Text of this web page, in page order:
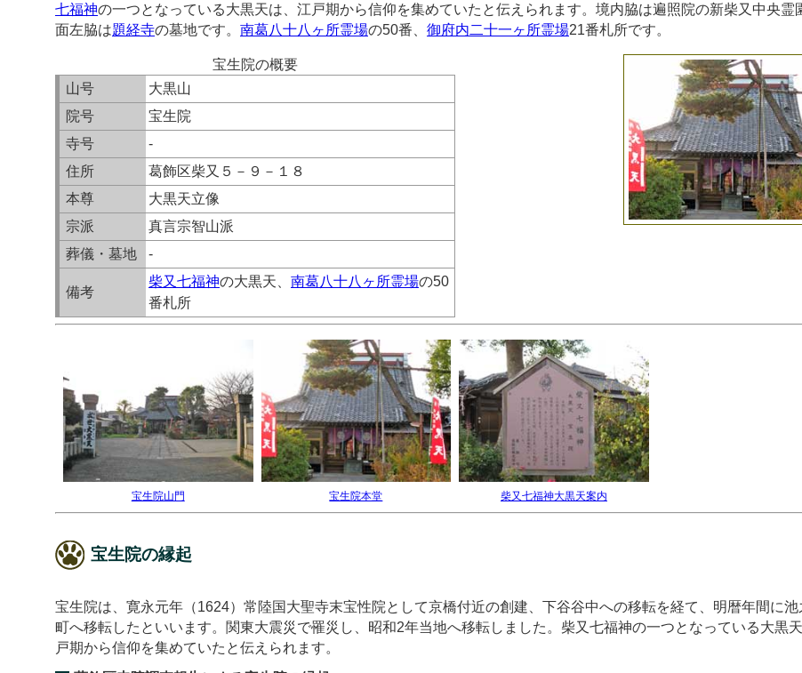
七福神の一つとなっている大黒天は、江戸期から信仰を集めていたと伝えられます。境内脇は遍照院の新柴又中央霊
面左脇は題経寺の墓地です。 南葛八十八ヶ所霊場の50番、 御府内二十一ヶ所霊場21番札所です。
宝生院の概要
山号
大黒山
院号
宝生院
寺号
-
住所
葛飾区柴又５－９－１８
本尊
大黒天立像
宗派
真言宗智山派
葬儀・墓地
-
備考
柴又七福神の大黒天、 南葛八十八ヶ所霊場の50
番札所
宝生院山門 宝生院本堂 柴又七福神大黒天案内
宝生院の縁起
宝生院は、寛永元年（1624）常陸国大聖寺末宝性院として京橋付近の創建、下谷谷中への移転を経て、明暦年間に池
町へ移転したといいます。関東大震災で罹災し、昭和2年当地へ移転しました。柴又七福神の一つとなっている大黒
戸期から信仰を集めていたと伝えられます。